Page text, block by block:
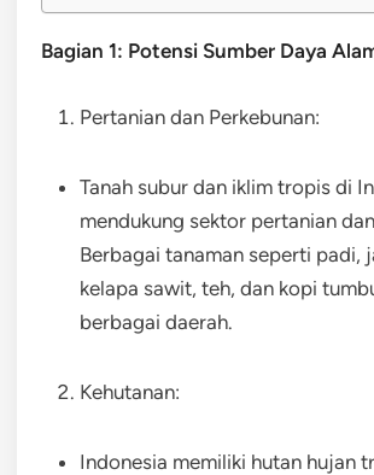
Bagian 1: Potensi Sumber Daya
Pertanian dan Perkebunan:
Tanah subur dan iklim tropis di
mendukung sektor pertanian
Berbagai tanaman seperti padi,
kelapa sawit, teh, dan kopi
berbagai daerah.
Kehutanan:
Indonesia memiliki hutan hujan